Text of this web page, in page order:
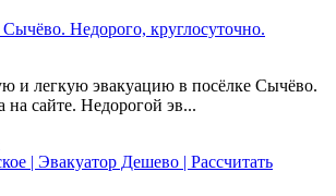
Недорого, круглосуточно.
и легкую эвакуацию в посёлке Сычёво.
на сайте. Недорогой эв...
| Эвакуатор Дешево | Рассчитать